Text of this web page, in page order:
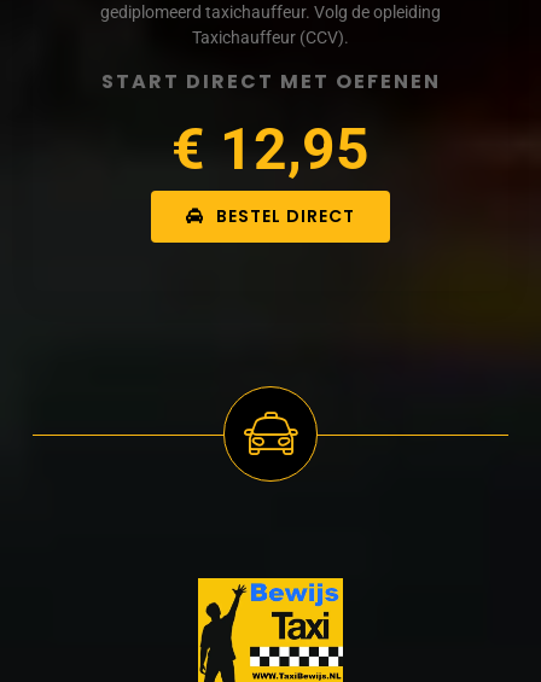
gediplomeerd taxichauffeur. Volg de opleiding
Taxichauffeur (CCV).
START DIRECT MET OEFENEN
€ 12,95
BESTEL DIRECT